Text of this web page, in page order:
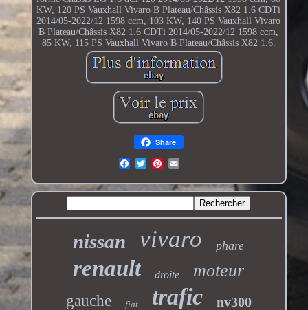
KW, 120 PS Vauxhall Vivaro B Plateau/Châssis X82 1.6 CDTi
2014/05-2022/12 1598 ccm, 103 KW, 140 PS Vauxhall Vivaro
B Plateau/Châssis X82 1.6 CDTi 2014/05-2022/12 1598 ccm,
85 KW, 115 PS Vauxhall Vivaro B Plateau/Châssis X82 1.6.
Share
nissan vivaro phare
renault droite moteur
gauche fiat trafic nv300